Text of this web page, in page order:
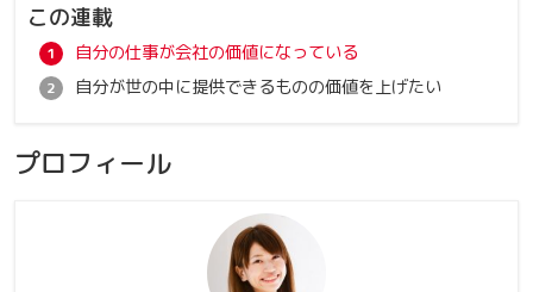
この連載
自分の仕事が会社の価値になっている
自分が世の中に提供できるものの価値を上げたい
プロフィール